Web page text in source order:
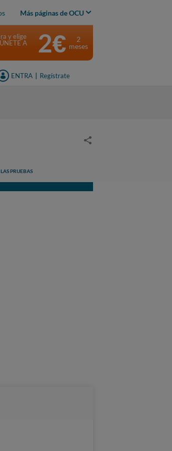
Más páginas de OCU
ENTRA Regístrate
y elige
A
2€
2
meses
PRUEBAS